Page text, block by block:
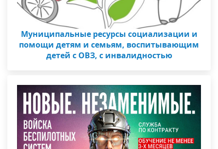
Муниципальные ресурсы социализации и
помощи детям и семьям, воспитывающим
детей с ОВЗ, с инвалидностью